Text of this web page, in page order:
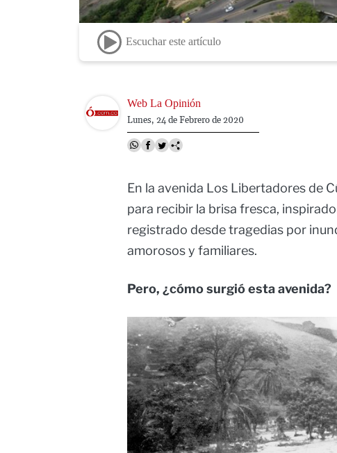
Escuchar este artículo
Image Web La Opinión
Lunes, 24 de Febrero de 2020
En la avenida Los Libertadores de
para recibir la brisa fresca,
registrado desde tragedias por
amorosos y familiares.
Pero, ¿cómo surgió esta avenida?